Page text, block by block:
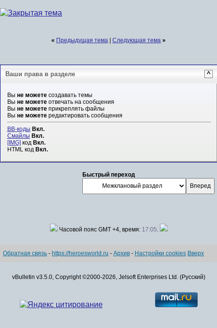
« Предыдущая тема Следующая тема »
Ваши права в разделе ^
Вы не можетесоздавать темы
Вы не можетеотвечать на сообщения
Вы не можетеприкреплять файлы
Вы не можетередактировать сообщения
BB-коды Вкл.
Смайлы Вкл.
[IMG] код Вкл.
HTML код Вкл.
Быстрый переход
Часовой пояс GMT +4, время: 17:05
Обратная связь - https://heroesworld.ru - Архив - Настройки cookies Вверх
vBulletin v3.5.0, Copyright ©2000-2026, Jelsoft Enterprises Ltd. (Русский)